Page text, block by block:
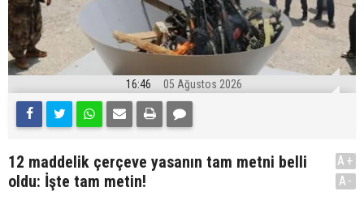
16:46 05 Ağustos 2026
12 maddelik çerçeve yasanın tam metni belli
oldu: İşte tam metin!
A+
A-